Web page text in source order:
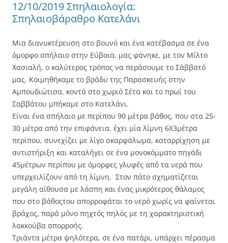
12/10/2019 Σπηλαιολογία:
Σπηλαιοβάραθρο Κατελάνι
Μια διανυκτέρευση στο βουνό και ένα κατέβασμα σε ένα
όμορφο σπήλαιο στην Εύβοια, μας φάνηκε, με τον Μίλτο
Χασιαλή, ο καλύτερος τρόπος να περάσουμε το Σάββατό
μας. Κοιμηθήκαμε το βράδυ της Παρασκευής στην
Αμπουδιώτισα, κοντά στo χωριό Σέτα και το πρωί του
Σαββάτου μπήκαμε στο Κατελάνι.
Είναι ένα σπήλαιο με περίπου 90 μέτρα βάθος, που στα 25-
30 μέτρα από την επιφάνεια, έχει μία λίμνη 6Χ3μέτρα
περίπου, συνεχίζει με λίγο σκαρφάλωμα, καταρρίχηση με
αντιστήριξη και καταλήγει σε ένα μονοκόμματο πηγάδι
45μέτρων περίπου με όμορφες γλυφές από τα νερά που
υπερχειλίζουν από τη λίμνη. Στον πάτο σχηματίζεται
μεγάλη αίθουσα με λάσπη και ένας μικρότερος θάλαμος
που στο βάθοςτου απορροφάται το νερό χωρίς να φαίνεται
βράχος, παρά μόνο πηχτός πηλός με τη χαρακτηριστική
λακκούβα απορροής.
Τριάντα μέτρα ψηλότερα, σε ένα πατάρι, υπάρχει πέρασμα